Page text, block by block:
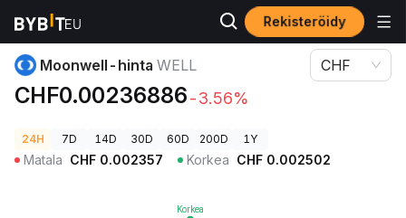
Rekisteröidy
Kryptohinnat
Moonwell-hinta WELL
CHF0.00236886-3.56%
CHF
24H 7D 14D 30D 60D 200D 1Y
Matala CHF 0.002357 Korkea CHF 0.002502